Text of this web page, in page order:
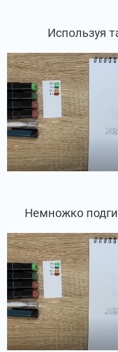
Используя
Немножко